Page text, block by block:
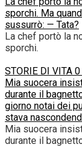
sporchi. Ma
sussurrò: — Tata?
La chef portò la
sporchi.
STORIE DI VITA 0
Mia suocera
durante il
giorno notai dei
stava
Mia suocera
durante il